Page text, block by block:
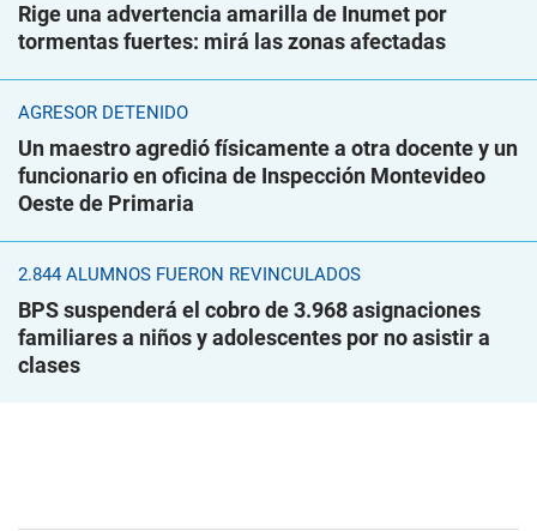
Rige una advertencia amarilla de Inumet por
tormentas fuertes: mirá las zonas afectadas
AGRESOR DETENIDO
Un maestro agredió físicamente a otra docente y un
funcionario en oficina de Inspección Montevideo
Oeste de Primaria
2.844 ALUMNOS FUERON REVINCULADOS
BPS suspenderá el cobro de 3.968 asignaciones
familiares a niños y adolescentes por no asistir a
clases